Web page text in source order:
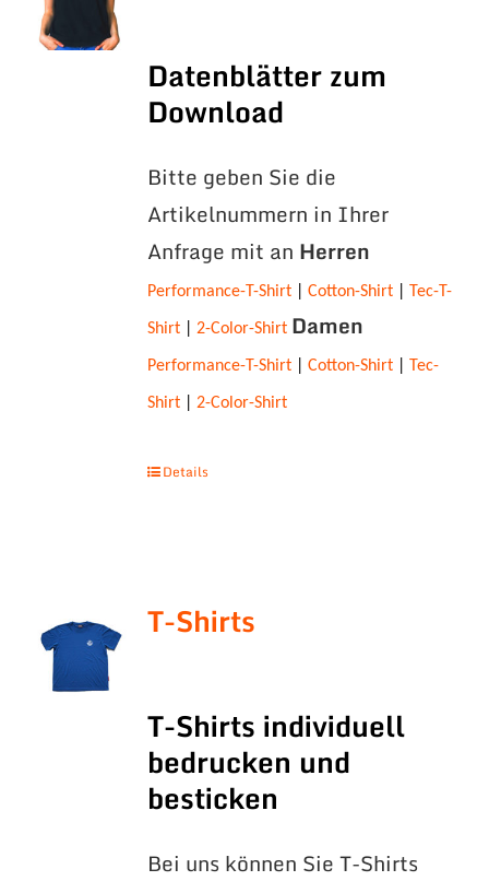
Datenblätter zum
Download
Bitte geben Sie die
Artikelnummern in Ihrer
Anfrage mit an Herren
Performance-T-Shirt| Cotton-Shirt Tec-T-
Shirt| 2-Color-Shirt Damen
Performance-T-Shirt| Cotton-Shirt| Tec-
Shirt| 2-Color-Shirt
Details
T-Shirts
T-Shirts individuell
bedrucken und
besticken
Bei uns können Sie T-Shirts